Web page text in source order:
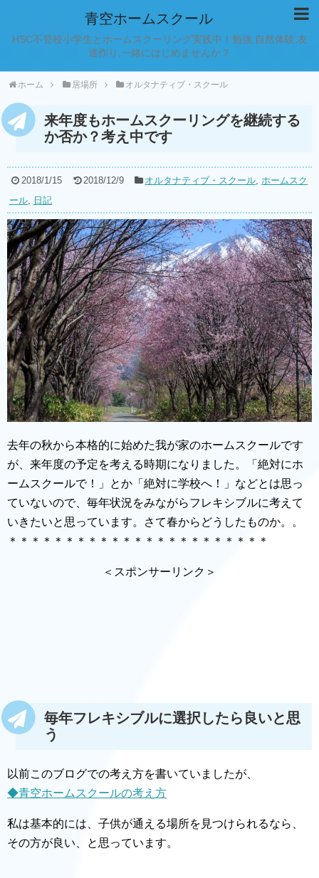
青空ホームスクール
HSC不登校小学生とホームスクーリング実践中！勉強,自然体験,友
達作り,一緒にはじめませんか？
ホーム 居場所 オルタナティブ・スクール
来年度もホームスクーリングを継続する
か否か？考え中です
2018/1/15 2018/12/9 オルタナティブ・スクール,ホームスク
ール, 日記
去年の秋から本格的に始めた我が家のホームスクールです
が、来年度の予定を考える時期になりました。「絶対にホ
ームスクールで！」とか「絶対に学校へ！」などとは思っ
ていないので、毎年状況をみながらフレキシブルに考えて
いきたいと思っています。さて春からどうしたものか。。
＊＊＊＊＊＊＊＊＊＊＊＊＊＊＊＊＊＊＊＊＊＊＊
＜スポンサーリンク＞
毎年フレキシブルに選択したら良いと思
う
以前このブログでの考え方を書いていましたが、
◆青空ホームスクールの考え方
私は基本的には、子供が通える場所を見つけられるなら、
その方が良い、と思っています。